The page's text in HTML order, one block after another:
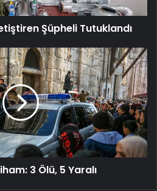
Şüpheli Tutuklandı
3 Ölü, 5 Yaralı